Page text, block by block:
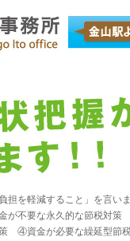
担を軽減すること」を言い
が不要な永久的な節税対
④資金が必要な繰延型節